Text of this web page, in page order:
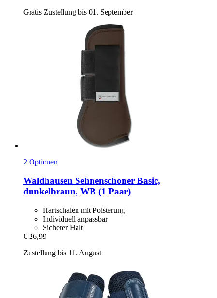
Gratis Zustellung bis 01. September
2 Optionen
Waldhausen Sehnenschoner Basic,
dunkelbraun, WB (1 Paar)
Hartschalen mit Polsterung
Individuell anpassbar
Sicherer Halt
€ 26,99
Zustellung bis 11. August